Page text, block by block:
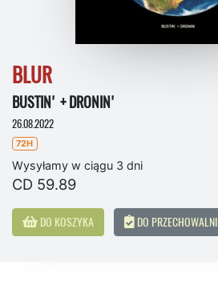
BLUR
BUSTIN' + DRONIN'
26.08.2022
72H
Wysyłamy w ciągu 3 dni
CD 59.89
DO KOSZYKA DO PRZECHOWALNI